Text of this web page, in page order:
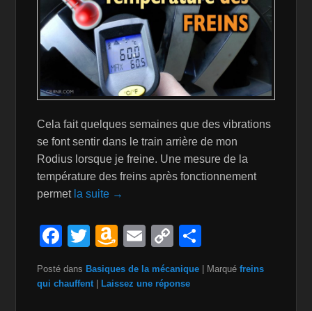
Cela fait quelques semaines que des vibrations
se font sentir dans le train arrière de mon
Rodius lorsque je freine. Une mesure de la
température des freins après fonctionnement
permet la suite →
F
c
T
tt
A
a
E
m
ail
C
p
ta
Posté dans Basiques de la mécanique | Marqué freins
qui chauffent | Laissez une réponse